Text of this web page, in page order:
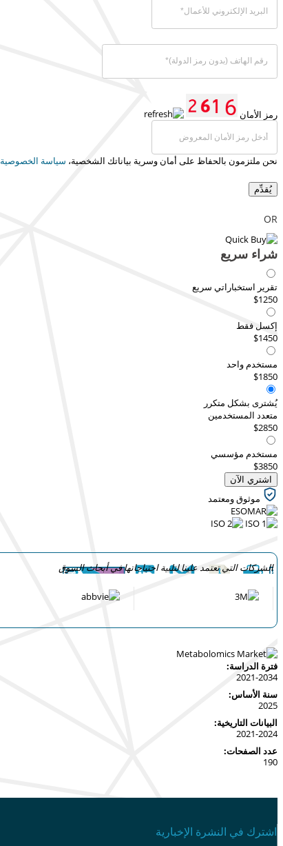
رمز الأمان
نحن ملتزمون بالحفاظ على أمان وسرية بياناتك الشخصية، سياسة الخصوصية
يُقدِّم
OR
شراء سريع
تقرير استخباراتي سريع
$1250
إكسل فقط
$1450
مستخدم واحد
$1850
يُشترى بشكل متكرر
متعدد المستخدمين
$2850
مستخدم مؤسسي
$3850
اشتري الآن
موثوق ومعتمد
الشركات التي تعتمد علينا لتلبية احتياجاتها في أبحاث السوق
فترة الدراسة:
2021-2034
سنة الأساس:
2025
البيانات التاريخية:
2021-2024
عدد الصفحات:
190
اشترك في النشرة الإخبارية